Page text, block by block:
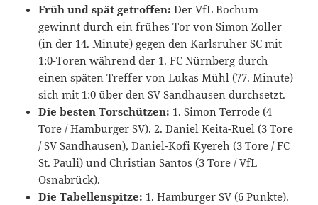
Früh und spät getroffen: Der VfL Bochum
gewinnt durch ein frühes Tor von Simon Zoller
(in der 14. Minute) gegen den Karlsruher SC mit
1:0-Toren während der 1. FC Nürnberg durch
einen späten Treffer von Lukas Mühl (77. Minute)
sich mit 1:0 über den SV Sandhausen durchsetzt.
Die besten Torschützen: 1. Simon Terrode (4
Tore / Hamburger SV). 2. Daniel Keita-Ruel (3 Tore
/ SV Sandhausen), Daniel-Kofi Kyereh (3 Tore / FC
St. Pauli) und Christian Santos (3 Tore / VfL
Osnabrück).
Die Tabellenspitze: 1. Hamburger SV (6 Punkte).